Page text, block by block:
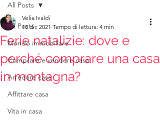
All Posts
Mondo immobiliare
Comprare e vendere casa
Arredare casa
Affittare casa
Vita in casa
All Posts
Ferie natalizie: dove e
perché comprare una casa
in montagna?
Velia Ivaldi
10 dic 2021 Tempo di lettura: 4 min